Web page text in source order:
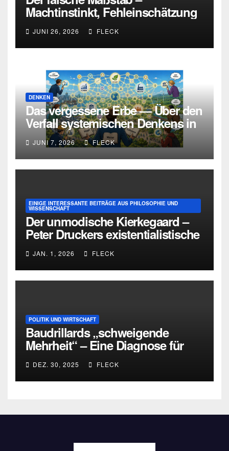
Machtinstinkt, Fehleinschätzung
und die Grenzen intellektueller
Urteilskraft
JUNI 26, 2026 FLECK
DENKEN
Das vergessene Erbe — Über den
Verfall systemischen Denkens in
Deutschland
JUNI 7, 2026 FLECK
EINIGE INTERESSANTE BEITRÄGE AUS PHILOSOPHIE UND
WISSENSCHAFT
Der unmodische Kierkegaard –
Peter Druckers existentialistische
Intervention von 1933
JAN. 1, 2026 FLECK
POLITIK UND WIRTSCHAFT
Baudrillards „schweigende
Mehrheit“ – Eine Diagnose für
heute
DEZ. 30, 2025 FLECK